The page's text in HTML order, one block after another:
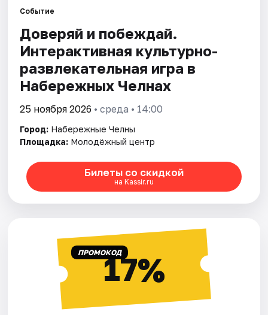
Артисты
Рейтинги
Событие
Доверяй и побеждай.
Интерактивная культурно-
развлекательная игра в
Набережных Челнах
25 ноября 2026 • среда • 14:00
Город: Набережные Челны
Площадка: Молодёжный центр
Билеты со скидкой
на Kassir.ru
ПРОМОКОД17%